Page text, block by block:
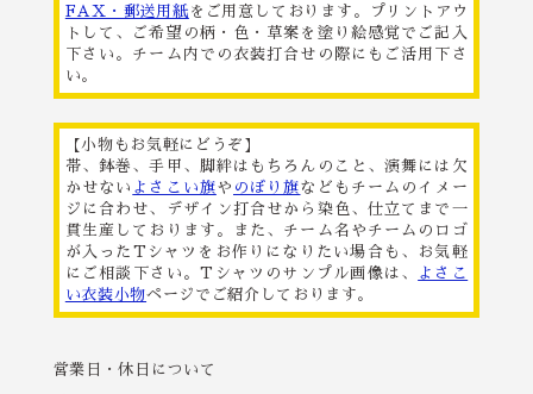
FAX・郵送用紙 をご用意しております。プリントアウ
トして、ご希望の柄・色・草案を塗り絵感覚でご記入
下さい。チーム内での衣装打合せの際にもご活用下さ
い。
【小物もお気軽にどうぞ】
帯、鉢巻、手甲、脚絆はもちろんのこと、演舞には欠
かせない よさこい旗や のぼり旗などもチームのイメー
ジに合わせ、デザイン打合せから染色、仕立てまで一
貫生産しております。また、チーム名やチームのロゴ
が入ったTシャツをお作りになりたい場合も、お気軽
にご相談下さい。Tシャツのサンプル画像は、
よさこ
い衣装小物ページでご紹介しております。
営業日・休日について